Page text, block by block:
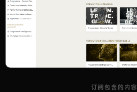
订阅包含的内容